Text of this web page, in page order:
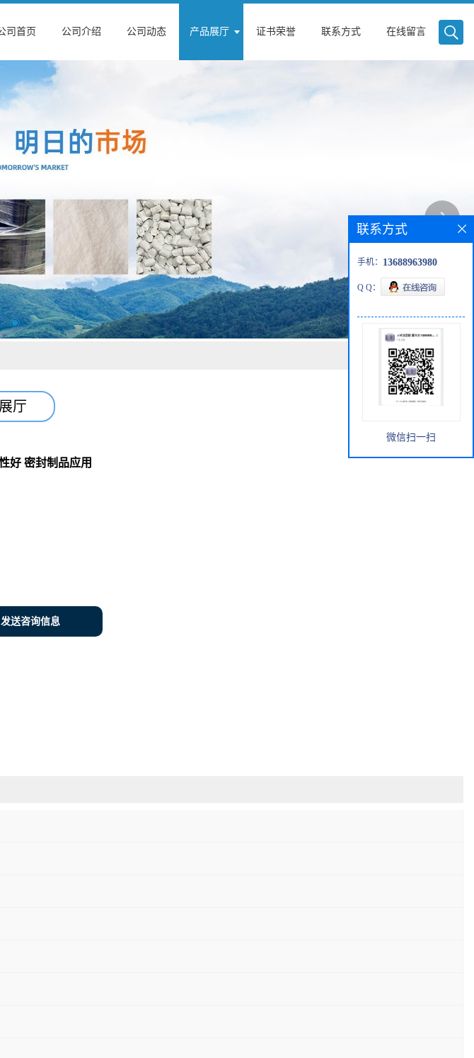
司首页 公司介绍 公司动态 产品展厅 证书荣誉 联系方式 在线留言
厅
好 密封制品应用
发送咨询信息
联系方式
手机： 13688963980
Q Q：
微信扫一扫